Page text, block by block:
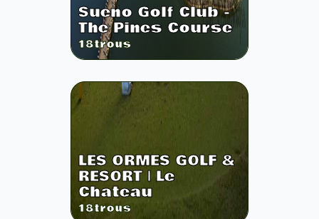
Sueno Golf Club -
The Pines Course
18trous
LES ORMES GOLF &
RESORT | Le
Chateau
18trous